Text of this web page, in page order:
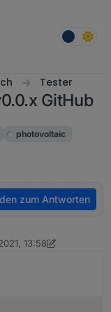
Tester
GitHub
photovoltaic
zum Antworten
13:58
kick